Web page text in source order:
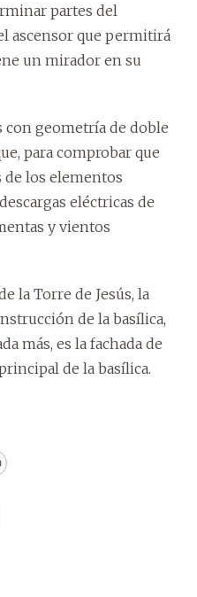
partes del
ascensor que permitirá
un mirador en su
con geometría de doble
para comprobar que
los elementos
eléctricas de
y vientos
la Torre de Jesús, la
de la basílica,
más, es la fachada de
de la basílica.